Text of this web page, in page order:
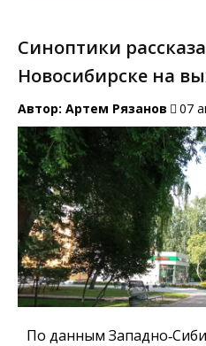
Синоптики
Новосибирске на
Автор: Артем Рязанов 07
По данным